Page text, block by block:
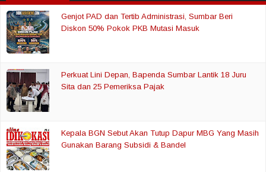
Genjot PAD dan Tertib Administrasi, Sumbar Beri
Diskon 50% Pokok PKB Mutasi Masuk
Perkuat Lini Depan, Bapenda Sumbar Lantik 18 Juru
Sita dan 25 Pemeriksa Pajak
Kepala BGN Sebut Akan Tutup Dapur MBG Yang Masih
Gunakan Barang Subsidi & Bandel